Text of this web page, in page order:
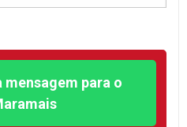
mensagem para o